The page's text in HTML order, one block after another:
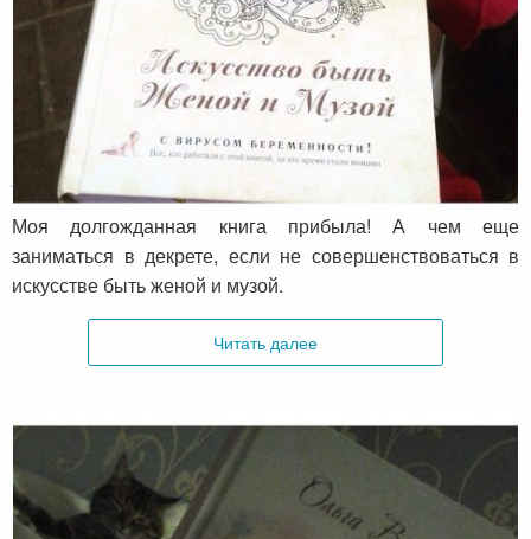
Отзыв о книге «Искусство быть женой и
музой» от Натальи Завьяловой
Моя долгожданная книга прибыла! А чем еще
заниматься в декрете, если не совершенствоваться в
искусстве быть женой и музой.
Читать далее